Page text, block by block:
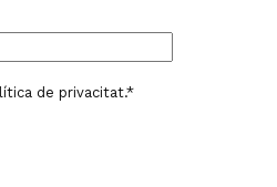
de privacitat.*